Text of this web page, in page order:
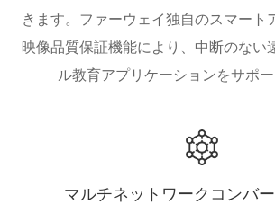
きます。ファーウェイ独自のスマート
映像品質保証機能により、中断のない
ル教育アプリケーションをサポー
マルチネットワークコンバ